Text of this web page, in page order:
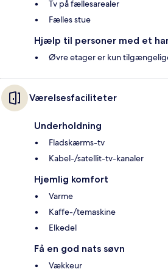
Tv på fællesarealer
Fælles stue
Hjælp til personer med et
Øvre etager er kun
Værelsesfaciliteter
Underholdning
Fladskærms-tv
Kabel-/satellit-tv-kanaler
Hjemlig komfort
Varme
Kaffe-/temaskine
Elkedel
Få en god nats søvn
Vækkeur